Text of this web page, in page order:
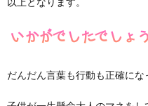
だんだん言葉も行動も正確にな